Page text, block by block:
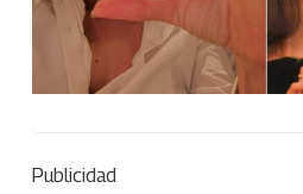
Publicidad